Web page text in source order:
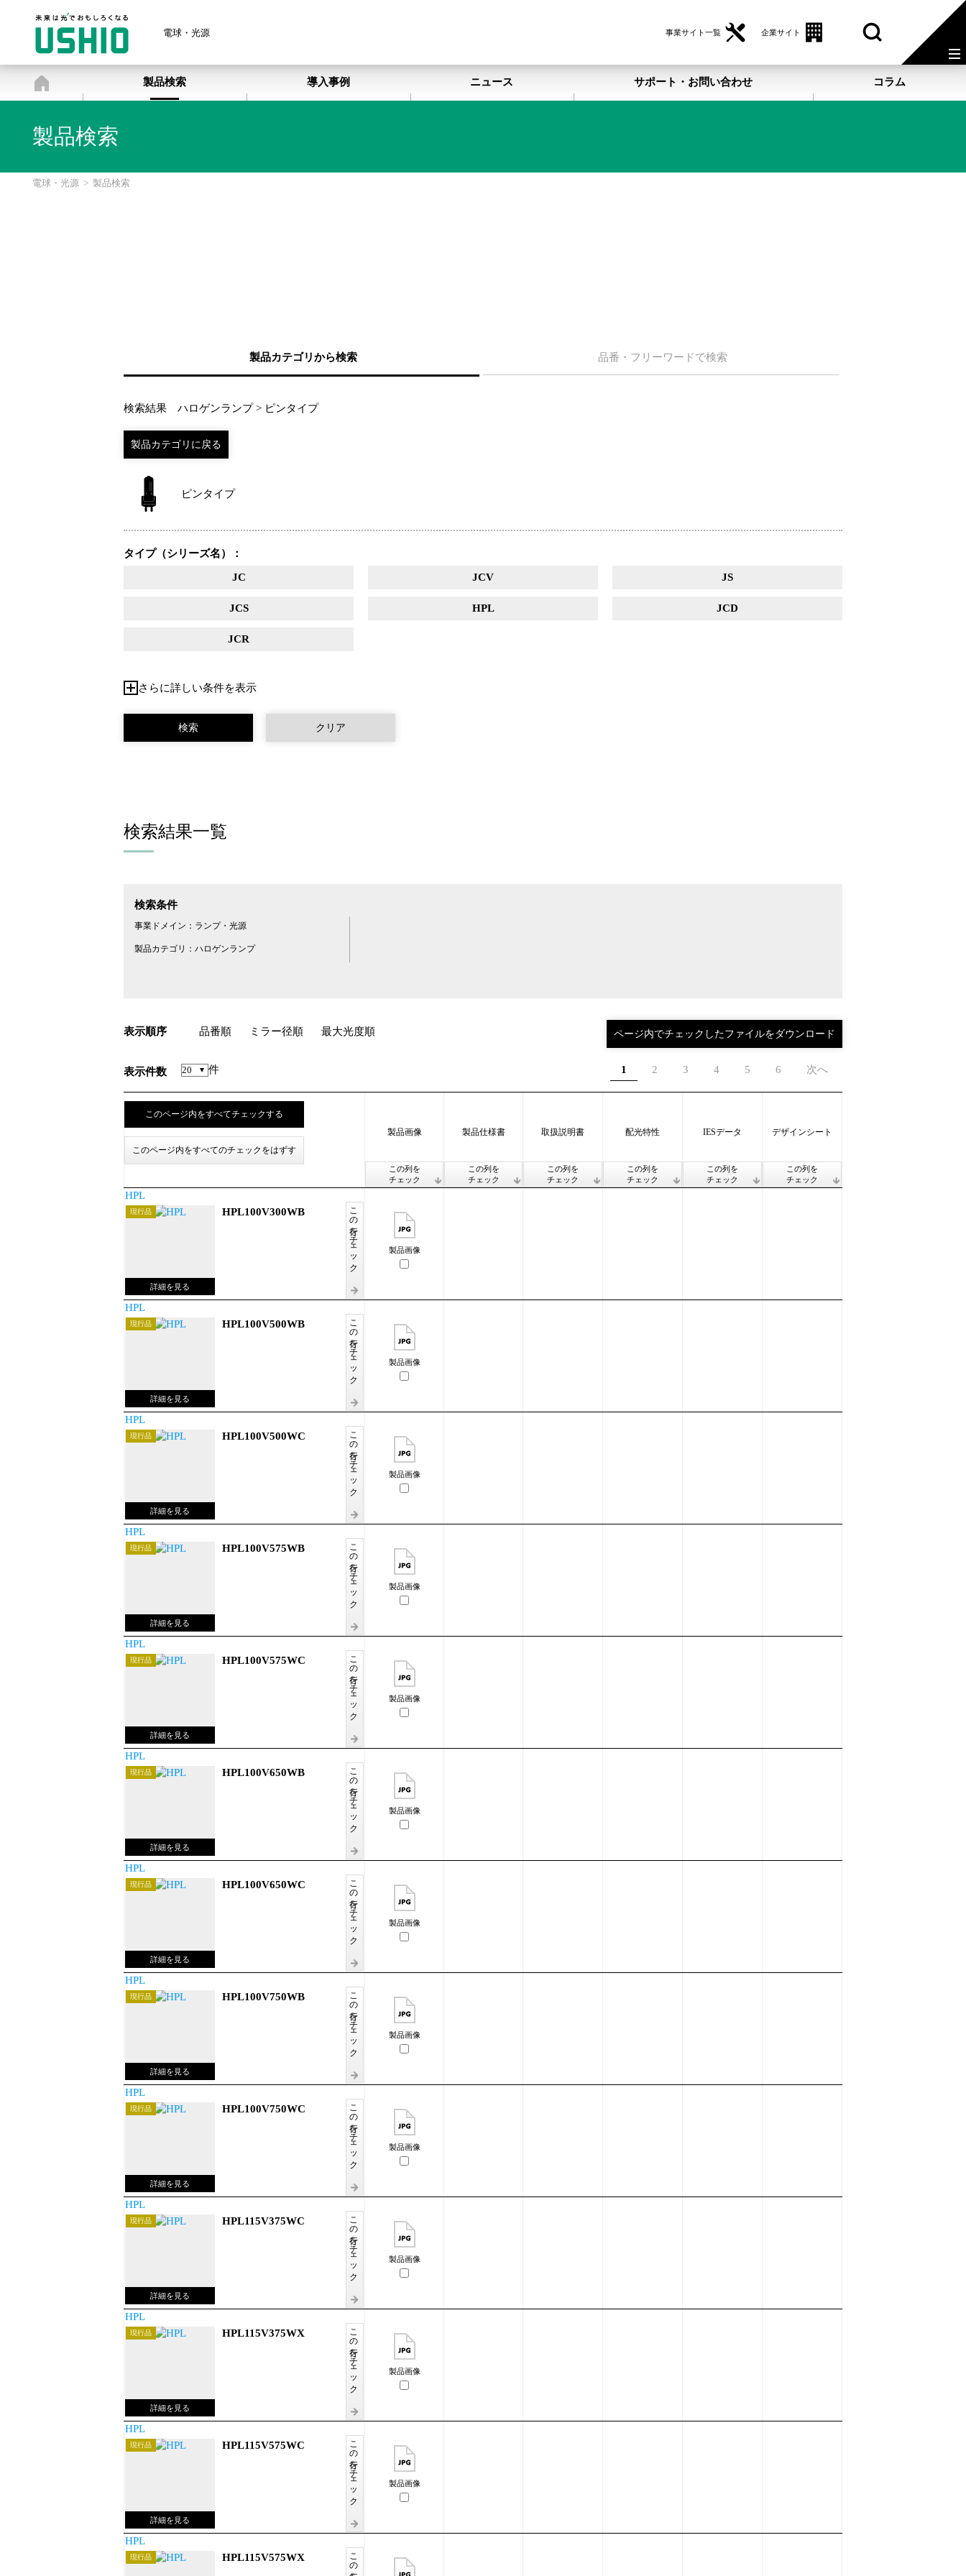
電球・光源 事業サイト一覧 企業サイト
電球・光源
製品検索 導入事例 ニュース サポート・お問い合わせ コラム
製品検索
電球・光源 > 製品検索
製品カテゴリから検索 品番・フリーワードで検索
検索結果 ハロゲンランプ > ピンタイプ
ピンタイプ
タイプ（シリーズ名）：
JC JCV JS
JCS HPL JCD
JCR
さらに詳しい条件を表示
検索結果一覧
検索条件
事業ドメイン： ランプ・光源
製品カテゴリ： ハロゲンランプ
表示順序 品番順 ミラー径順 最大光度順
表示件数 件 1 2 3 4 5 6 次へ
製品画像
この列を
チェック
製品仕様書
この列を
チェック
取扱説明書
この列を
チェック
配光特性
この列を
チェック
IESデータ
この列を
チェック
デザインシート
この列を
チェック
HPL
現行品 この行をチェック
HPL100V300WB
製品画像
HPL
現行品 この行をチェック
HPL100V500WB
製品画像
HPL
現行品 この行をチェック
HPL100V500WC
製品画像
HPL
現行品 この行をチェック
HPL100V575WB
製品画像
HPL
現行品 この行をチェック
HPL100V575WC
製品画像
HPL
現行品 この行をチェック
HPL100V650WB
製品画像
HPL
現行品 この行をチェック
HPL100V650WC
製品画像
HPL
現行品 この行をチェック
HPL100V750WB
製品画像
HPL
現行品 この行をチェック
HPL100V750WC
製品画像
HPL
現行品 この行をチェック
HPL115V375WC
製品画像
HPL
現行品 この行をチェック
HPL115V375WX
製品画像
HPL
現行品 この行をチェック
HPL115V575WC
製品画像
HPL
現行品 HPL115V575WX